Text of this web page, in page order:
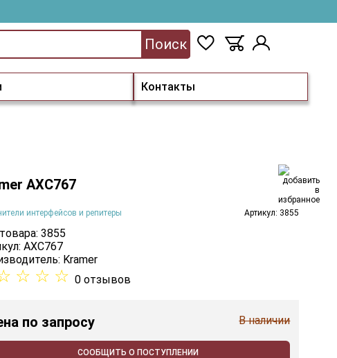
Контакты
Поиск
AXC767
интерфейсов и репитеры Артикул: 3855
3855
AXC767
Kramer
☆ ☆ ☆ 0 отзывов
по запросу В наличии
СООБЩИТЬ О ПОСТУПЛЕНИИ